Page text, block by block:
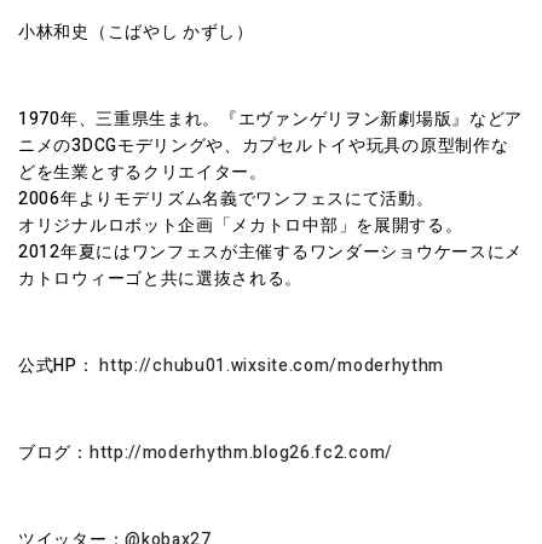
小林和史（こばやし かずし）
1970年、三重県生まれ。『エヴァンゲリヲン新劇場版』などア
ニメの3DCGモデリングや、カプセルトイや玩具の原型制作な
どを生業とするクリエイター。
2006年よりモデリズム名義でワンフェスにて活動。
オリジナルロボット企画「メカトロ中部」を展開する。
2012年夏にはワンフェスが主催するワンダーショウケースにメ
カトロウィーゴと共に選抜される。
公式HP：http://chubu01.wixsite.com/moderhythm
ブログ： http://moderhythm.blog26.fc2.com/